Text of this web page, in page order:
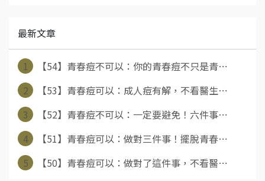
最新文章
1
【54】青春痘不可以：你的青春痘不只是青⋯
2
【53】青春痘可以：成人痘有解，不看醫生⋯
3
【52】青春痘不可以：一定要避免！六件事⋯
4
【51】青春痘可以：做對三件事！擺脫青春⋯
5
【50】青春痘可以：做對了這件事，不看醫⋯